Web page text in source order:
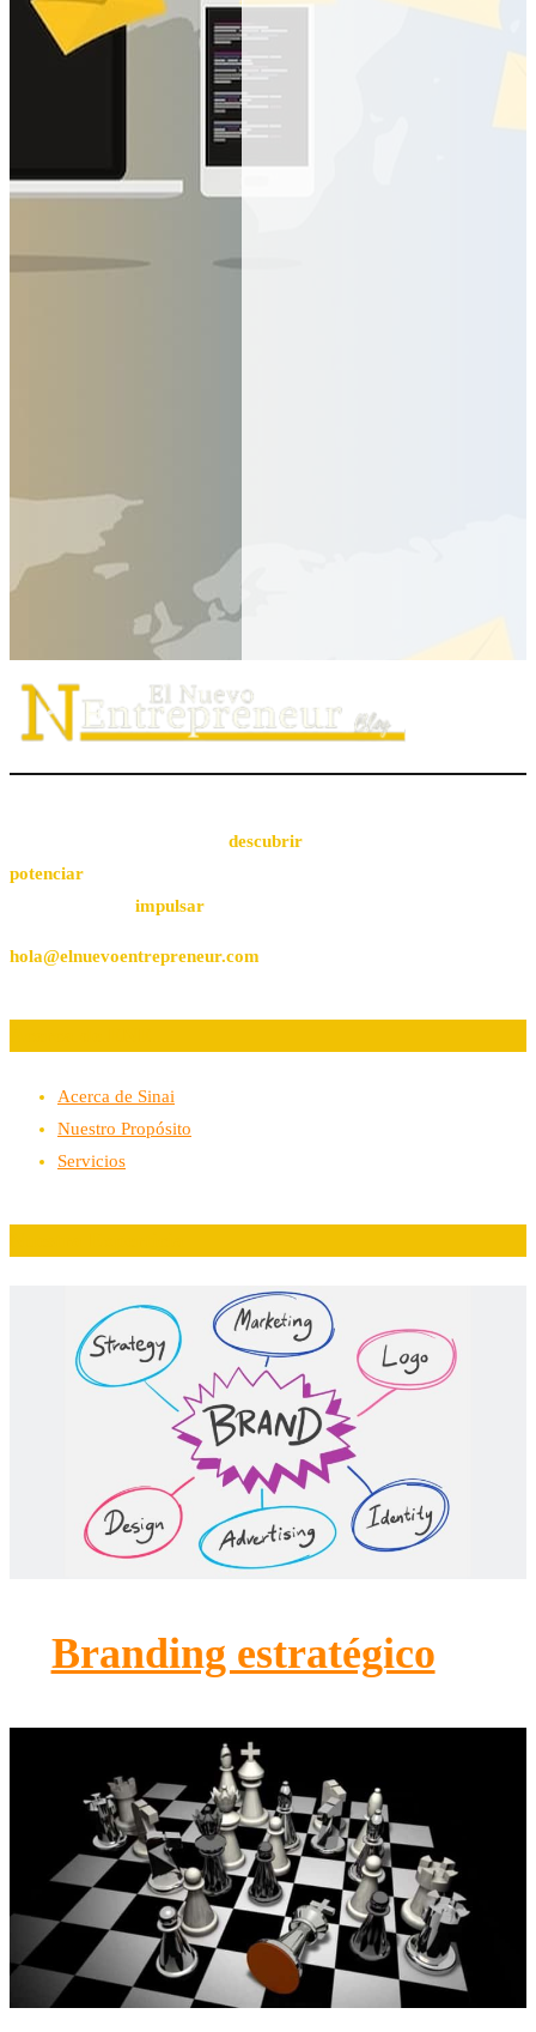
descubrir
potenciar
impulsar
hola@elnuevoentrepreneur.com
Acerca de Sinai
Nuestro Propósito
Servicios
Branding estratégico